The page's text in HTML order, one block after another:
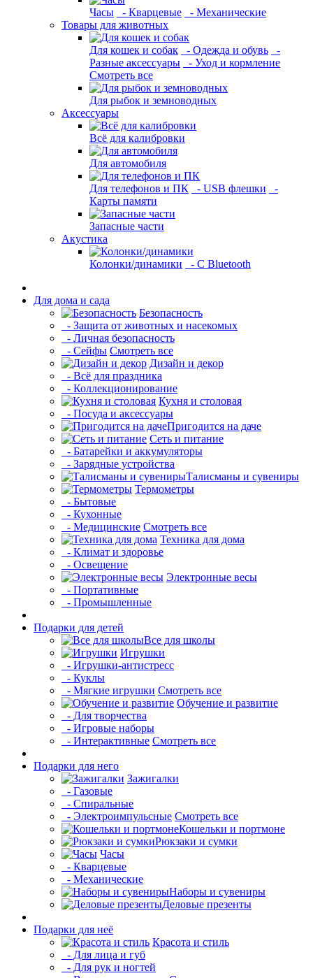
Часы - Кварцевые
- Механические
Товары для животных
Для кошек и собак - Одежда и обувь
-
Разные аксессуары
- Уход и кормление
Смотреть все
Для рыбок и земноводных
Аксессуары
Всё для калибровки
Для автомобиля
Для телефонов и ПК - USB флешки
-
Карты памяти
Запасные части
Акустика
Колонки/динамики - С Bluetooth
Для дома и сада
Безопасность
- Защита от животных и насекомых
- Личная безопасность
- Сейфы Смотреть все
Дизайн и декор
- Всё для праздника
- Коллекционирование
Кухня и столовая
- Посуда и аксессуары
Пригодится на даче
Сеть и питание
- Батарейки и аккумуляторы
- Зарядные устройства
Талисманы и сувениры
Термометры
- Бытовые
- Кухонные
- Медицинские Смотреть все
Техника для дома
- Климат и здоровье
- Освещение
Электронные весы
- Портативные
- Промышленные
Подарки для детей
Все для школы
Игрушки
- Игрушки-антистресс
- Куклы
- Мягкие игрушки Смотреть все
Обучение и развитие
- Для творчества
- Игровые наборы
- Интерактивные Смотреть все
Подарки для него
Зажигалки
- Газовые
- Спиральные
- Электроимпульсные Смотреть все
Кошельки и портмоне
Рюкзаки и сумки
Часы
- Кварцевые
- Механические
Наборы и сувениры
Деловые презенты
Подарки для неё
Красота и стиль
- Для лица и губ
- Для рук и ногтей